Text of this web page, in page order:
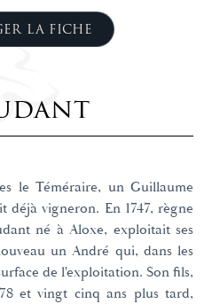
LA FICHE
le Téméraire, un Guillaume
vigneron. En 1747, règne
né à Aloxe, exploitait ses
un André qui, dans les
de l'exploitation. Son fils,
et vingt cinq ans plus tard,